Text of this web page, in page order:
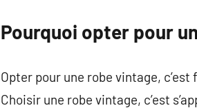
Pourquoi opter pour
Opter pour une robe vintage,
Choisir une robe vintage, c’est